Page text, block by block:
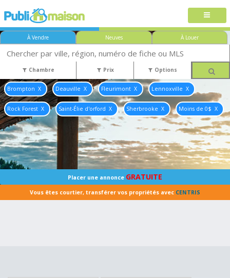
À Vendre Neuves À Louer
Chambre Prix Options
Brompton Deauville Fleurimont Lennoxville
Rock Forest Saint-Élie d'orford Sherbrooke Moins de 0$
Placer une annonce GRATUITE
Vous êtes courtier, transférer vos propriétés avec CENTRIS